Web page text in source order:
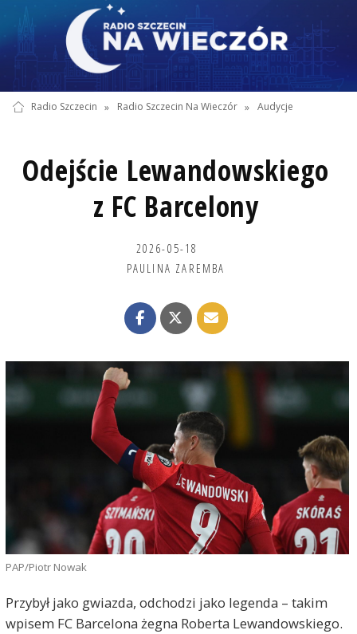
Radio Szczecin » Radio Szczecin Na Wieczór » Audycje
Odejście Lewandowskiego
z FC Barcelony
2026-05-18
PAULINA ZAREMBA
PAP/Piotr Nowak
Przybył jako gwiazda, odchodzi jako legenda – takim
wpisem FC Barcelona żegna Roberta Lewandowskiego.